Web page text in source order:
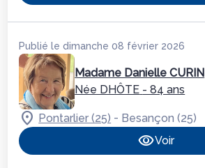
Publié le dimanche 08 février 2026
Madame Danielle CURIN
Née DHÔTE - 84 ans
Pontarlier (25) - Besançon (25)
Voir